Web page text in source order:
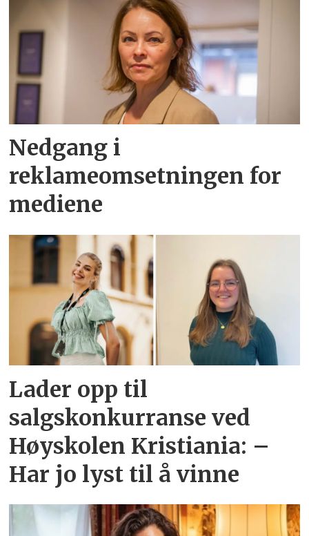
Nedgang i
reklameomsetningen for
mediene
Lader opp til
salgskonkurranse ved
Høyskolen Kristiania: –
Har jo lyst til å vinne